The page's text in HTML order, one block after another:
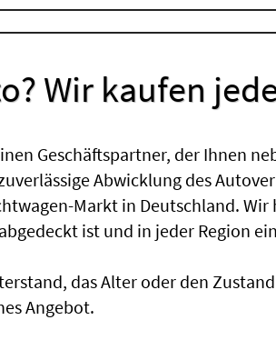
Wir kaufen
Geschäftspartner, der Ihnen
Abwicklung des
Markt in Deutschland.
ist und in jeder Region
das Alter oder den
Angebot.